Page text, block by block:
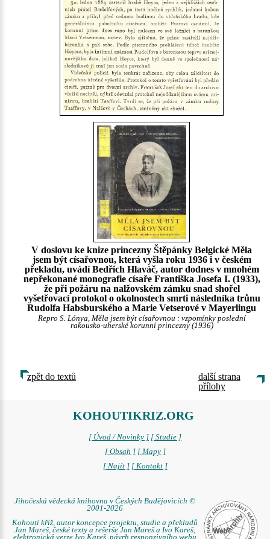
V doslovu ke knize princezny Štěpánky Belgické Měla
jsem být císařovnou, která vyšla roku 1936 i v českém
překladu, uvádí Bedřich Hlaváč, autor dodnes v mnohém
nepřekonané monografie císaře Františka Josefa I. (1933),
že při požáru na nalžovském zámku snad shořel
vyšetřovací protokol o okolnostech smrti následníka trůnu
Rudolfa Habsburského a Marie Vetserové v Mayerlingu
Repro S. Lónya, Měla jsem být císařovnou : vzpomínky poslední
rakousko-uherské korunní princezny (1936)
zpět do textů
další strana
přílohy
KOHOUTIKRIZ.ORG
[ Úvod / Novinky ] [ Studie ]
[ Obsah ] [ Mapy ]
[ Najít ] [ Kontakt ]
Jihočeská vědecká knihovna v Českých Budějovicích ©
2001-2026
Kohoutí kříž, autor koncepce projektu, studie a překladů
Jan Mareš, české texty a rešerše Jan Mareš a Ivo Kareš,
elektronická verze Ivo Kareš, návrh responzivního webu